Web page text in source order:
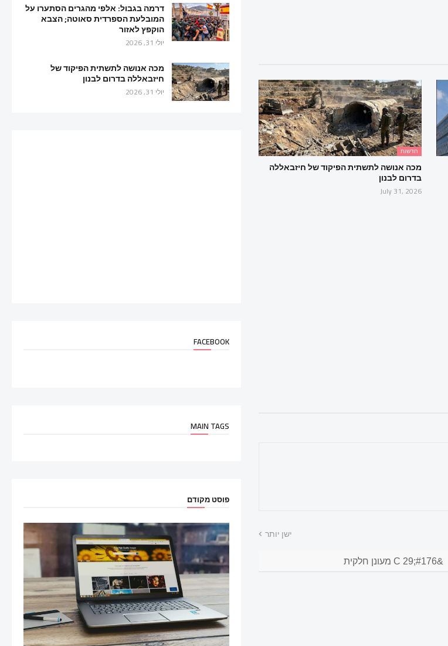
חדשות
מכה אנושה לתשתית הפיקוד של חיזבאללה
בדרום לבנון
July 31, 2026
ישן יותר
&#176;C 29 מעונן חלקית
דרמה בגבול: אלפי מהגרים הסתערו על
המובלעת הספרדית סאוטה; הצבא
הוקפץ לאזור
יולי 31, 2026
מכה אנושה לתשתית הפיקוד של
חיזבאללה בדרום לבנון
יולי 31, 2026
FACEBOOK
MAIN TAGS
פוסט מקודם